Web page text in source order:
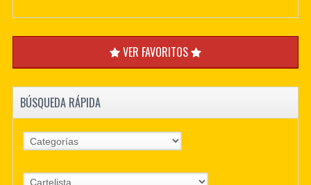
VER FAVORITOS
BÚSQUEDA RÁPIDA